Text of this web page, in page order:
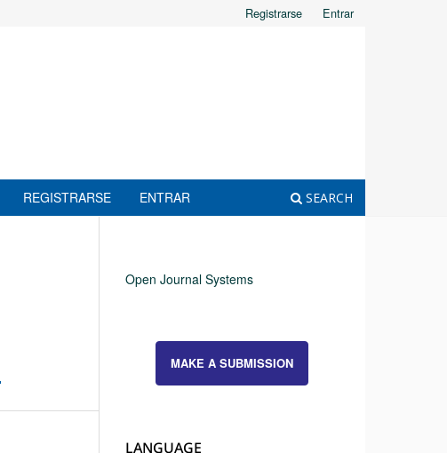
REGISTRARSE ENTRAR SEARCH
Registrarse Entrar
Open Journal Systems
MAKE A SUBMISSION
LANGUAGE